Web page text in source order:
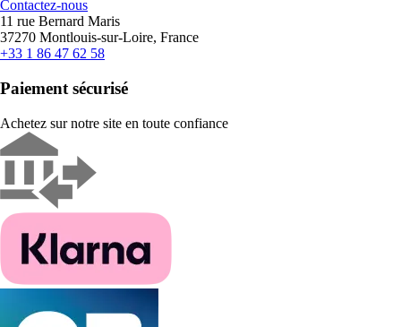
Contactez-nous
11 rue Bernard Maris
37270 Montlouis-sur-Loire, France
+33 1 86 47 62 58
Paiement sécurisé
Achetez sur notre site en toute confiance